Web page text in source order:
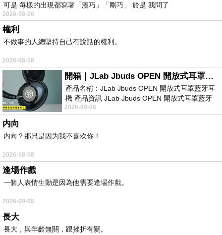
可是 每樣的出現都寫著「湊巧」「剛巧」 於是 我問了
2026-08-08
權利
不做事的人總堅持自己有說話的權利。
2026-08-08
開箱｜JLab Jbuds OPEN 開放式耳罩藍牙耳機 - 設計美學，輕巧、透氣、環境音全物理達成！
產品名稱：JLab Jbuds OPEN 開放式耳罩藍牙耳
機 產品資訊 JLab Jbuds OPEN 開放式耳罩藍牙
耳機評語：非常有特色，值得喜愛美型工
2026-08-08
内向
内向？那只是因为我不喜欢你！
2026-08-08
逢場作戲
一個人表情生動是因為他需要逢場作戲。
2026-08-08
長大
長大，與年齡無關，跟挫折有關。